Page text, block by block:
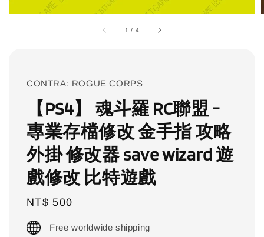
1 / 4
CONTRA: ROGUE CORPS
【PS4】 魂斗羅 RC聯盟 -
專業存檔修改 金手指 攻略
外掛 修改器 save wizard 遊
戲修改 比特遊戲
Regular
price
NT$ 500
Free worldwide shipping